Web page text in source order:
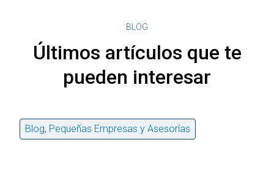
BLOG
Últimos artículos que te
pueden interesar
Blog, Pequeñas Empresas y Asesorías